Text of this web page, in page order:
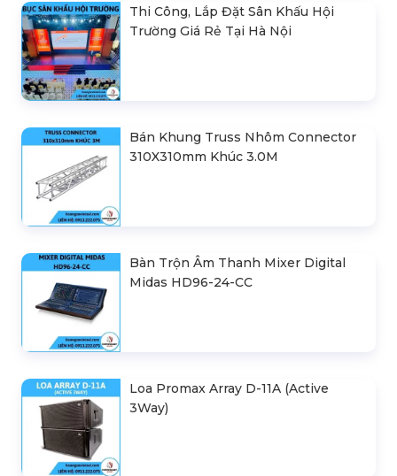
Thi Công, Lắp Đặt Sân Khấu Hội
Trường Giá Rẻ Tại Hà Nội
Bán Khung Truss Nhôm Connector
310X310mm Khúc 3.0M
Bàn Trộn Âm Thanh Mixer Digital
Midas HD96-24-CC
Loa Promax Array D-11A (Active
3Way)